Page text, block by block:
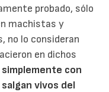
probado, sólo
machistas y
no lo consideran
en dichos
simplemente con
vivos del